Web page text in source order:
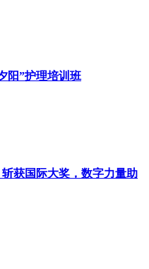
阳”护理培训班
获国际大奖，数字力量助